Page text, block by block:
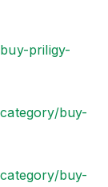
priligy-
buy-
buy-